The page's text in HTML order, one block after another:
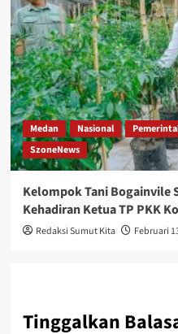
Medan Nasional
SzoneNews
Kelompok Tani Bogainvile
Kehadiran Ketua TP PKK
Redaksi Sumut Kita Februari
Tinggalkan